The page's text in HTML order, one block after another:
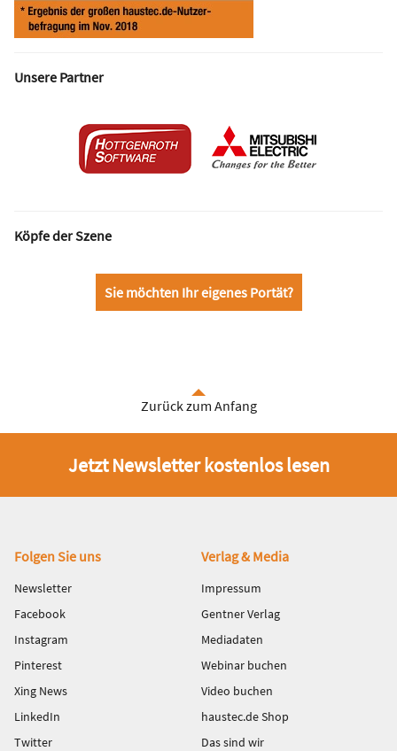
Unsere Partner
Köpfe der Szene
Sie möchten Ihr eigenes Portät?
Zurück zum Anfang
Jetzt Newsletter kostenlos lesen
Fußbereich
Folgen Sie uns
Newsletter
Facebook
Instagram
Pinterest
Xing News
LinkedIn
Twitter
Verlag & Media
Impressum
Gentner Verlag
Mediadaten
Webinar buchen
Video buchen
haustec.de Shop
Das sind wir